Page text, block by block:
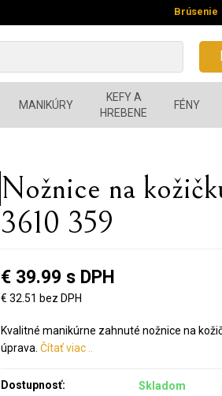
Brúsenie
MANIKÚRY
KEFY A
HREBENE
FÉNY
Nožnice na
3610 359
€ 39.99 s DPH
€ 32.51 bez DPH
Kvalitné manikúrne zahnuté nožnice na
úprava. Čítať viac ..
Dostupnosť: Skladom